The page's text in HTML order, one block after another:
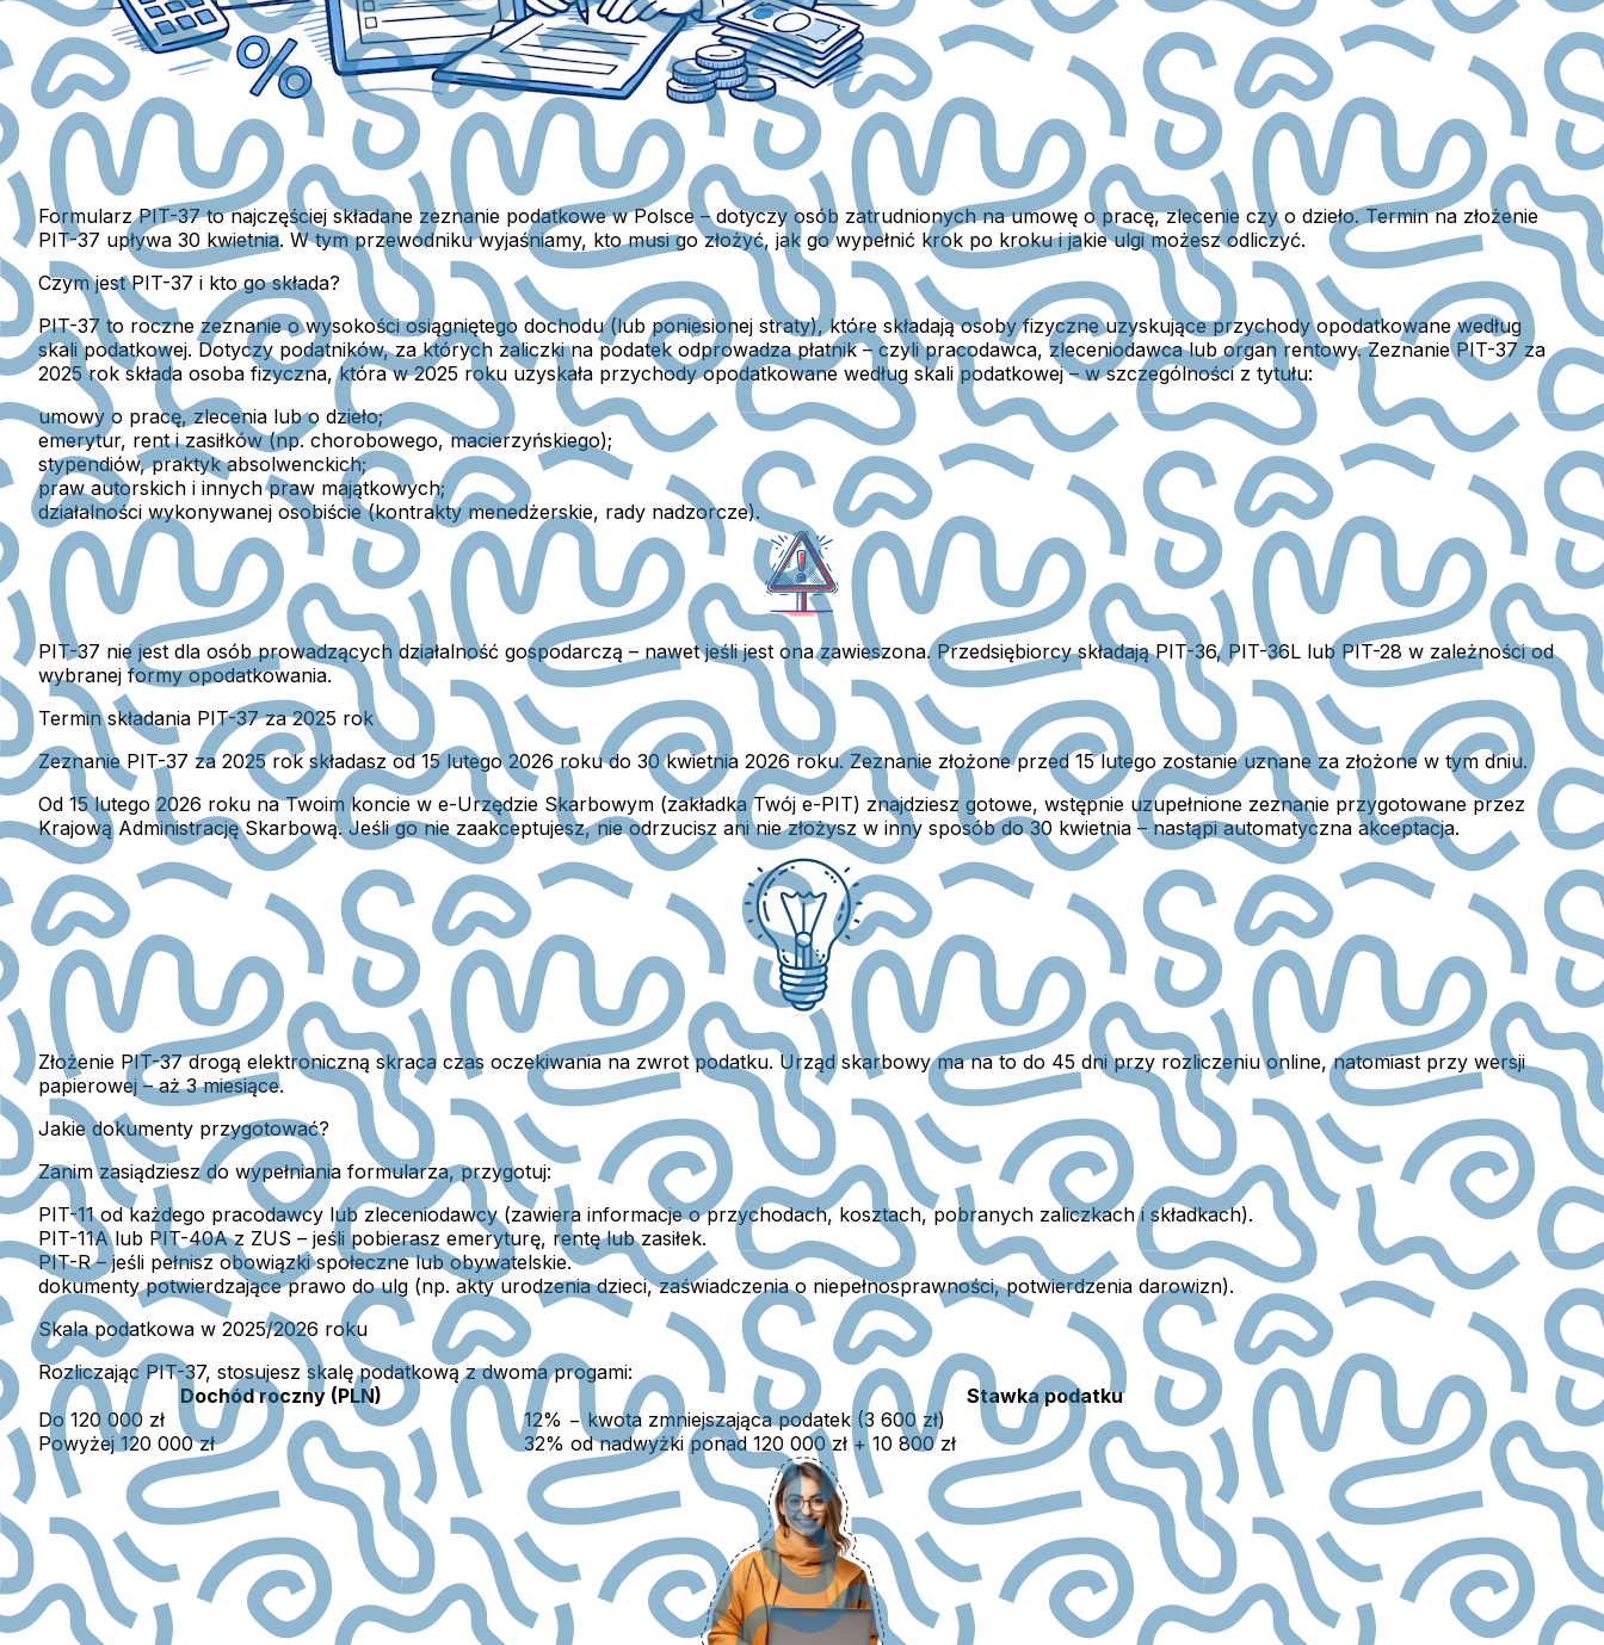
Formularz PIT-37 to najczęściej składane zeznanie podatkowe w Polsce – dotyczy osób zatrudnionych na umowę o pracę, zlecenie czy o dzieło. Termin na złożenie
PIT-37 upływa 30 kwietnia. W tym przewodniku wyjaśniamy, kto musi go złożyć, jak go wypełnić krok po kroku i jakie ulgi możesz odliczyć.
Czym jest PIT-37 i kto go składa?
PIT-37 to roczne zeznanie o wysokości osiągniętego dochodu (lub poniesionej straty), które składają osoby fizyczne uzyskujące przychody opodatkowane według
skali podatkowej. Dotyczy podatników, za których zaliczki na podatek odprowadza płatnik – czyli pracodawca, zleceniodawca lub organ rentowy.Zeznanie PIT-37 za
2025 rok składa osoba fizyczna, która w 2025 roku uzyskała przychody opodatkowane według skali podatkowej – w szczególności z tytułu:
umowy o pracę, zlecenia lub o dzieło;
emerytur, rent i zasiłków(np. chorobowego, macierzyńskiego);
stypendiów, praktyk absolwenckich;
praw autorskich i innych praw majątkowych;
działalności wykonywanej osobiście(kontrakty menedżerskie, rady nadzorcze).
PIT-37 nie jest dla osób prowadzących działalność gospodarczą – nawet jeśli jest ona zawieszona. Przedsiębiorcy składają PIT-36, PIT-36L lub PIT-28 w zależności od
wybranej formy opodatkowania.
Termin składania PIT-37 za 2025 rok
Zeznanie PIT-37 za 2025 rok składasz od 15 lutego 2026 roku do 30 kwietnia 2026 roku. Zeznanie złożone przed 15 lutego zostanie uznane za złożone w tym dniu.
Od 15 lutego 2026 roku na Twoim koncie w e-Urzędzie Skarbowym (zakładka Twój e-PIT) znajdziesz gotowe, wstępnie uzupełnione zeznanie przygotowane przez
Krajową Administrację Skarbową. Jeśli go nie zaakceptujesz, nie odrzucisz ani nie złożysz w inny sposób do 30 kwietnia – nastąpi automatyczna akceptacja.
Złożenie PIT-37 drogą elektroniczną skraca czas oczekiwania na zwrot podatku. Urząd skarbowy ma na to do 45 dni przy rozliczeniu online, natomiast przy wersji
papierowej – aż 3 miesiące.
Jakie dokumenty przygotować?
Zanim zasiądziesz do wypełniania formularza, przygotuj:
PIT-11od każdego pracodawcy lub zleceniodawcy (zawiera informacje o przychodach, kosztach, pobranych zaliczkach i składkach).
PIT-11A lub PIT-40A z ZUS – jeśli pobierasz emeryturę, rentę lub zasiłek.
PIT-R– jeśli pełnisz obowiązki społeczne lub obywatelskie.
dokumenty potwierdzające prawo do ulg (np. akty urodzenia dzieci, zaświadczenia o niepełnosprawności, potwierdzenia darowizn).
Skala podatkowa w 2025/2026 roku
Rozliczając PIT-37, stosujesz skalę podatkową z dwoma progami:
Dochód roczny (PLN)
Stawka podatku
Do 120 000 zł
12% − kwota zmniejszająca podatek (3 600 zł)
Powyżej 120 000 zł
32% od nadwyżki ponad 120 000 zł + 10 800 zł